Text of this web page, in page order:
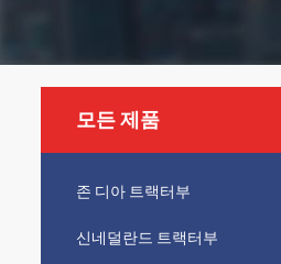
모든 제품
존 디아 트랙터부
신네덜란드 트랙터부